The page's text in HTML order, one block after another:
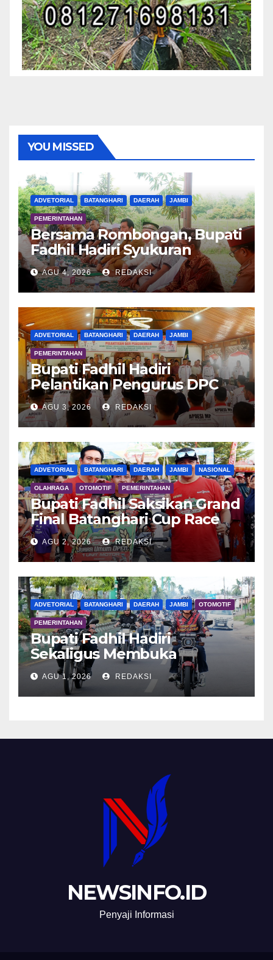
YOU MISSED
ADVETORIAL BATANGHARI DAERAH JAMBI
PEMERINTAHAN
Bersama Rombongan, Bupati
Fadhil Hadiri Syukuran
Tanam Padi di Terusan
AGU 4, 2026 REDAKSI
ADVETORIAL BATANGHARI DAERAH JAMBI
PEMERINTAHAN
Bupati Fadhil Hadiri
Pelantikan Pengurus DPC
APDESI MP
AGU 3, 2026 REDAKSI
ADVETORIAL BATANGHARI DAERAH JAMBI NASIONAL
OLAHRAGA OTOMOTIF PEMERINTAHAN
Bupati Fadhil Saksikan Grand
Final Batanghari Cup Race
2026
AGU 2, 2026 REDAKSI
ADVETORIAL BATANGHARI DAERAH JAMBI OTOMOTIF
PEMERINTAHAN
Bupati Fadhil Hadiri
Sekaligus Membuka
Kegiatan Batanghari King
Club
AGU 1, 2026 REDAKSI
NEWSINFO.ID
Penyaji Informasi